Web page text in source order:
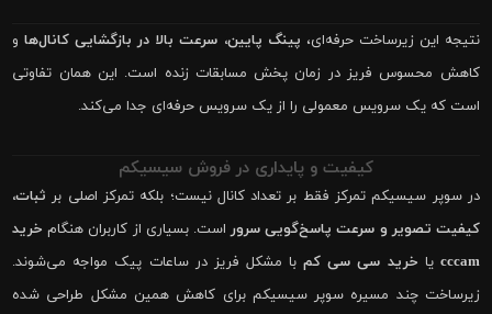
نتیجه این زیرساخت حرفه‌ای، پینگ پایین، سرعت بالا در بازگشایی کانال‌هاو
کاهش محسوس فریز در زمان پخش مسابقات زنده است. این همان تفاوتی
است که یک سرویس معمولی را از یک سرویس حرفه‌ای جدا می‌کند.
کیفیت و پایداری در فروش سیسیکم
در سوپر سیسیکم تمرکز فقط بر تعداد کانال نیست؛ بلکه تمرکز اصلی بر ثبات،
کیفیت تصویر و سرعت پاسخ‌گویی سروراست. بسیاری از کاربران هنگام خرید
cccam یا خرید سی سی کمبا مشکل فریز در ساعات پیک مواجه می‌شوند.
زیرساخت چند مسیره سوپر سیسیکم برای کاهش همین مشکل طراحی شده